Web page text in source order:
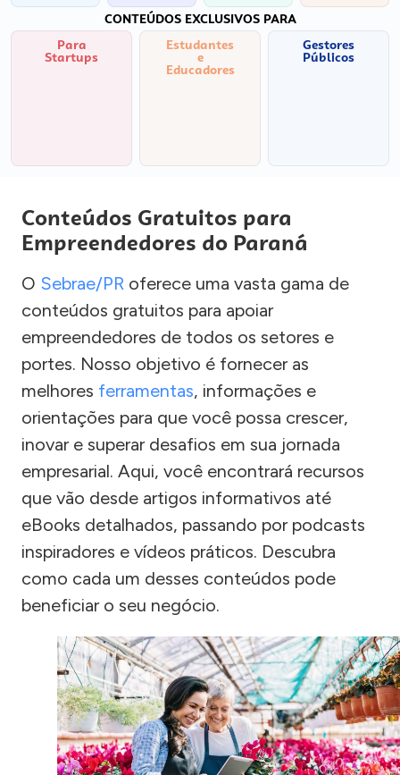
CONTEÚDOS EXCLUSIVOS PARA
Para
Startups
Estudantes
e
Educadores
Gestores
Públicos
Conteúdos Gratuitos para
Empreendedores do Paraná
O Sebrae/PR oferece uma vasta gama de
conteúdos gratuitos para apoiar
empreendedores de todos os setores e
portes. Nosso objetivo é fornecer as
melhores ferramentas, informações e
orientações para que você possa crescer,
inovar e superar desafios em sua jornada
empresarial. Aqui, você encontrará recursos
que vão desde artigos informativos até
eBooks detalhados, passando por podcasts
inspiradores e vídeos práticos. Descubra
como cada um desses conteúdos pode
beneficiar o seu negócio.